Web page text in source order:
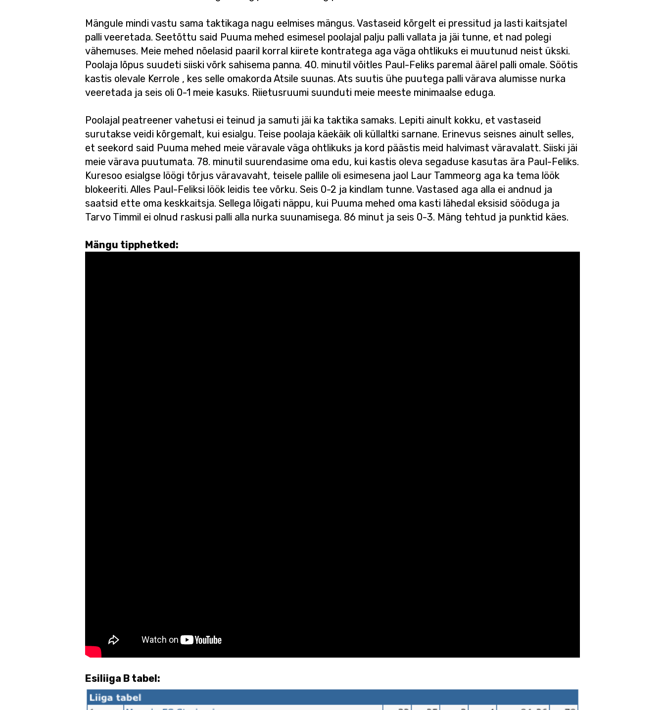
Mängule mindi vastu sama taktikaga nagu eelmises mängus. Vastaseid kõrgelt ei pressitud ja lasti kaitsjatel
palli veeretada. Seetõttu said Puuma mehed esimesel poolajal palju palli vallata ja jäi tunne, et nad polegi
vähemuses. Meie mehed nõelasid paaril korral kiirete kontratega aga väga ohtlikuks ei muutunud neist ükski.
Poolaja lõpus suudeti siiski võrk sahisema panna. 40. minutil võitles Paul-Feliks paremal äärel palli omale. Söötis
kastis olevale Kerrole , kes selle omakorda Atsile suunas. Ats suutis ühe puutega palli värava alumisse nurka
veeretada ja seis oli 0-1 meie kasuks. Riietusruumi suunduti meie meeste minimaalse eduga.
Poolajal peatreener vahetusi ei teinud ja samuti jäi ka taktika samaks. Lepiti ainult kokku, et vastaseid
surutakse veidi kõrgemalt, kui esialgu. Teise poolaja käekäik oli küllaltki sarnane. Erinevus seisnes ainult selles,
et seekord said Puuma mehed meie väravale väga ohtlikuks ja kord päästis meid halvimast väravalatt. Siiski jäi
meie värava puutumata. 78. minutil suurendasime oma edu, kui kastis oleva segaduse kasutas ära Paul-Feliks.
Kuresoo esialgse löögi tõrjus väravavaht, teisele pallile oli esimesena jaol Laur Tammeorg aga ka tema löök
blokeeriti. Alles Paul-Feliksi löök leidis tee võrku. Seis 0-2 ja kindlam tunne. Vastased aga alla ei andnud ja
saatsid ette oma keskkaitsja. Sellega lõigati näppu, kui Puuma mehed oma kasti lähedal eksisid sööduga ja
Tarvo Timmil ei olnud raskusi palli alla nurka suunamisega. 86 minut ja seis 0-3. Mäng tehtud ja punktid käes.
Mängu tipphetked:
Esiliiga B tabel: